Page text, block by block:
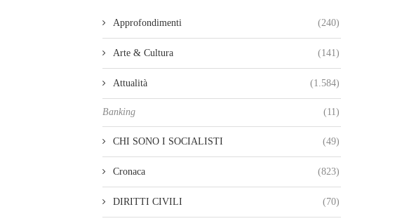
Approfondimenti (240)
Arte & Cultura (141)
Attualità (1.584)
Banking (11)
CHI SONO I SOCIALISTI (49)
Cronaca (823)
DIRITTI CIVILI (70)